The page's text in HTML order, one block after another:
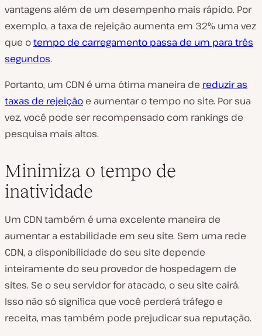
vantagens além de um desempenho mais rápido. Por
exemplo, a taxa de rejeição aumenta em 32% uma vez
que otempo de carregamento passa de um para três
segundos.
Portanto, um CDN é uma ótima maneira de reduzir as
taxas de rejeição e aumentar o tempo no site. Por sua
vez, você pode ser recompensado com rankings de
pesquisa mais altos.
Minimiza o tempo de
inatividade
Um CDN também é uma excelente maneira de
aumentar a estabilidade em seu site. Sem uma rede
CDN, a disponibilidade do seu site depende
inteiramente do seu provedor de hospedagem de
sites. Se o seu servidor for atacado, o seu site cairá.
Isso não só significa que você perderá tráfego e
receita, mas também pode prejudicar sua reputação.